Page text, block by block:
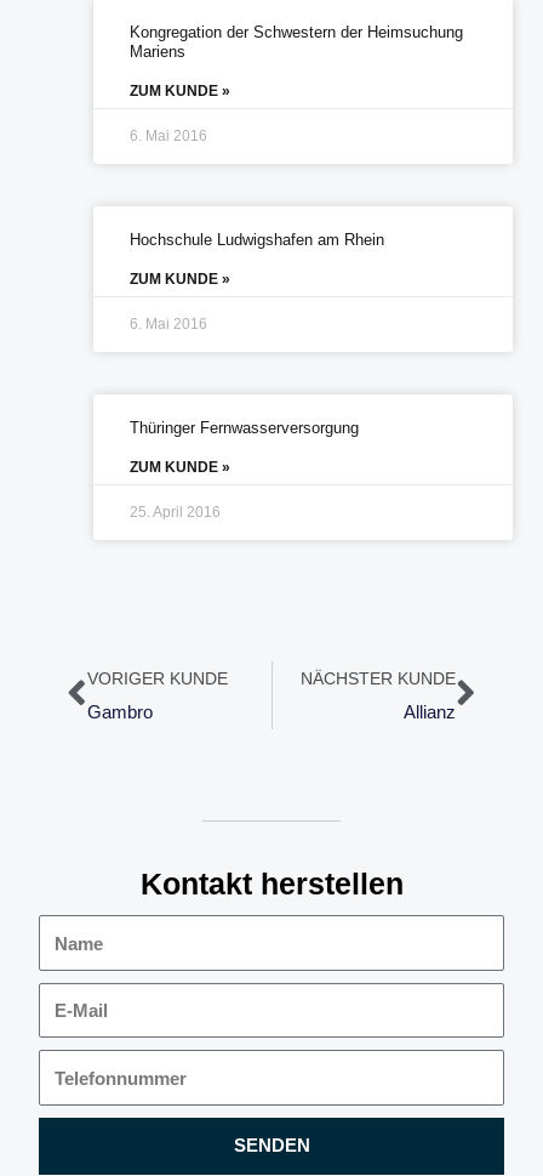
Kongregation der Schwestern der Heimsuchung
Mariens
ZUM KUNDE »
6. Mai 2016
Hochschule Ludwigshafen am Rhein
ZUM KUNDE »
6. Mai 2016
Thüringer Fernwasserversorgung
ZUM KUNDE »
25. April 2016
Zurück
VORIGER KUNDE
Gambro
NÄCHSTER KUNDE
Allianz
Kontakt herstellen
Mail
SENDEN